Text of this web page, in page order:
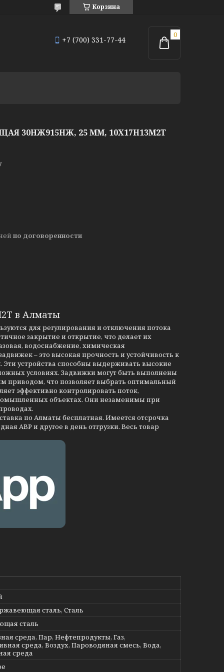
Корзина
+7 (700) 331-77-44
30НЖ915НЖ, 25 ММ, 10Х17Н13М2Т
по договоренности
в Алматы
для регулирования и отключения потока
закрытие и открытие, что делает их
водоснабжение, химическая
– это высокая прочность и устойчивость к
Эти устройства способны выдерживать высокие
условиях. Задвижки могут быть выполнены
приводом, что позволяет выбрать оптимальный
эффективно контролировать поток,
объектах. Они незаменимы при
по Алматы бесплатная. Имеется отсрочка
АВР и другое в день отгрузки. Весь товар
сталь, Сталь
сталь
среда, Пар, Нефтепродукты, Газ,
среда, Воздух, Пароводяная смесь, Вода,
среда